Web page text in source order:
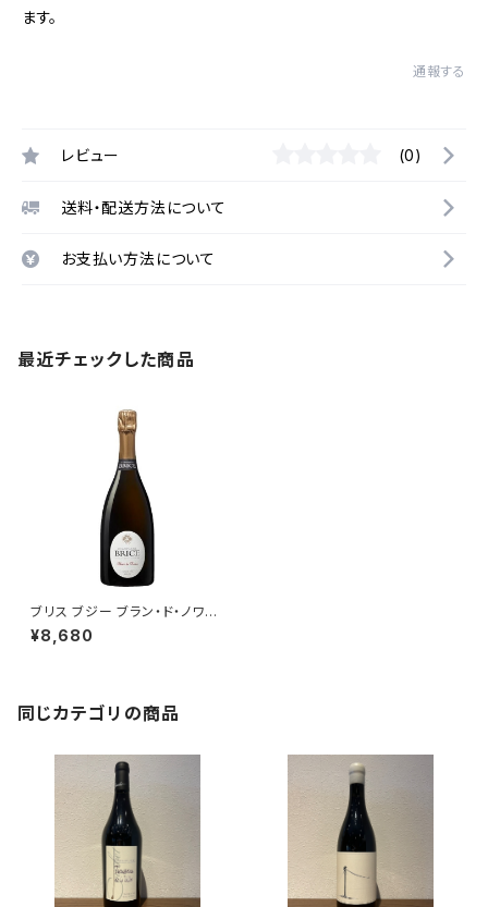
ます。
通報する
レビュー (0)
送料・配送方法について
お支払い方法について
最近チェックした商品
ブリス ブジー ブラン・ド・ノワー
ル 750ml
¥8,680
同じカテゴリの商品